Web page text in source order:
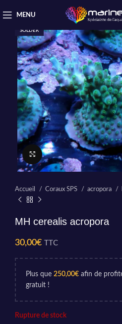
MENU
SOLDER
Cliquez pour agrandir
Accueil Coraux SPS acropora
MH cerealis acropora
30,00€ TTC
Plus que 250,00€ afin de
gratuit !
Rupture de stock